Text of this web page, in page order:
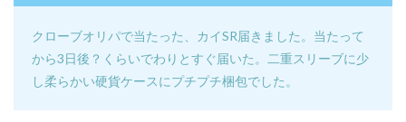
クローブオリパで当たった、カイSR届きました。 当たって
から3日後？くらいでわりとすぐ届いた。
二重スリーブに少
し柔らかい硬貨ケースにプチプチ梱包でした。